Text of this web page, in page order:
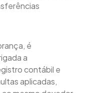
é
a
contábil e
aplicadas,